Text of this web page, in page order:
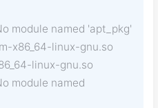
module named 'apt_pkg'
x86_64-linux-gnu.so
linux-gnu.so
module named